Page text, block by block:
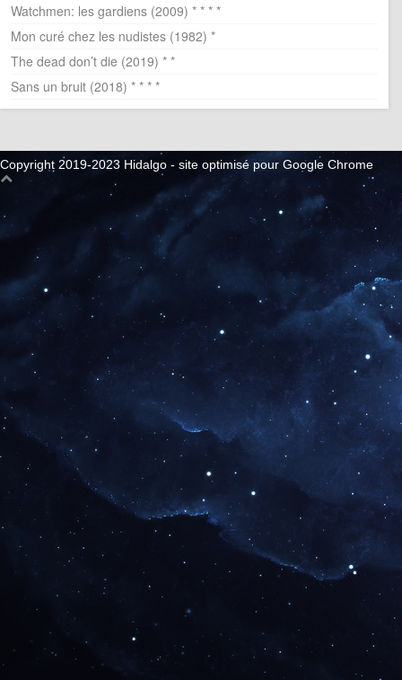
Watchmen: les gardiens (2009) * * * *
Mon curé chez les nudistes (1982) *
The dead don’t die (2019) * *
Sans un bruit (2018) * * * *
Copyright 2019-2023 Hidalgo - site optimisé pour Google Chrome